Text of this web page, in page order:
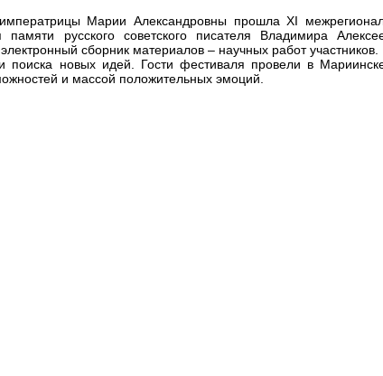
Марии Александровны прошла ХI
русского советского писателя Владимира
сборник материалов – научных работ участников.
новых идей. Гости фестиваля провели в
и массой положительных эмоций.